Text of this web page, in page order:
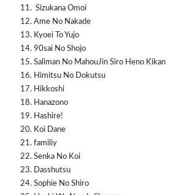
Sizukana Omoi
Ame No Nakade
Kyoei To Yujo
90sai No Shojo
Saliman No MahouJin Siro Heno Kikan
Himitsu No Dokutsu
Hikkoshi
Hanazono
Hashire!
Koi Dane
familiy
Senka No Koi
Dasshutsu
Sophie No Shiro